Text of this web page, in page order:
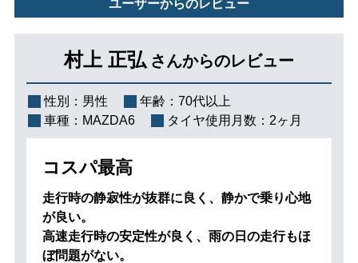
ユーザーからのレビュー
村上 正弘 さんからのレビュー
性別： 男性 年齢： 70代以上
車種： MAZDA6 タイヤ使用月数： 2ヶ月
コスパ最高
走行時の静寂性が抜群に良く、静かで乗り心地
が良い。
高速走行時の安定性が良く、雨の日の走行もほ
ぼ問題がない。